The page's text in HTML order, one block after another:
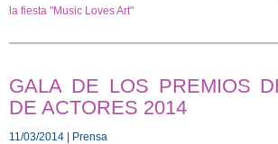
la fiesta "Music Loves Art"
GALA DE LOS PREMIOS
DE ACTORES 2014
11/03/2014 | Prensa